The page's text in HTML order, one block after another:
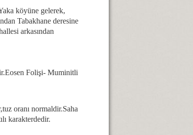
köyüne gelerek,
Tabakhane deresine
arkasından
Folişi- Muminitli
oranı normaldir.Saha
karakterdedir.